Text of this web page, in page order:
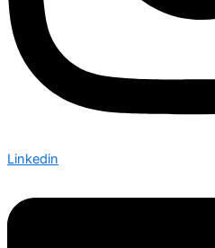
Linkedin